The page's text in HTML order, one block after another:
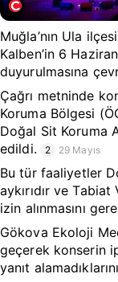
Muğla’nın Ula
Kalben’in 6
duyurulmasına
Çağrı metninde
Koruma Bölgesi
Doğal Sit Koruma
edildi.
2 29 Mayıs
Bu tür faaliyetler
aykırıdır ve Tabiat
izin alınmasını
Gökova Ekoloji
geçerek konserin
yanıt